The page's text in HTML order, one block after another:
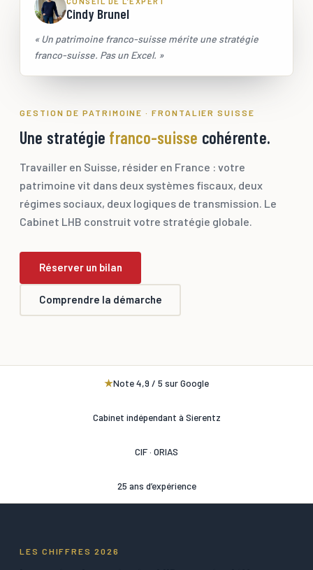
GESTION DE PATRIMOINE · FRONTALIER SUISSE
Une stratégie franco-suisse cohérente.
Travailler en Suisse, résider en France : votre
patrimoine vit dans deux systèmes fiscaux, deux
régimes sociaux, deux logiques de transmission. Le
Cabinet LHB construit votre stratégie globale.
Réserver un bilan
Comprendre la démarche
Cindy Brunel
« Un patrimoine franco-suisse mérite une stratégie
franco-suisse. Pas un Excel. »
★Note 4,9 / 5 sur Google
Cabinet indépendant à Sierentz
CIF · ORIAS
25 ans d’expérience
LES CHIFFRES 2026